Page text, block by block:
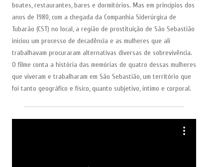
boates, restaurantes, bares e dormitórios. Mas em princípios dos
anos de 1980, com a chegada da Companhia Siderúrgica de
Tubarão (CST) no local, a região de prostituição de São Sebastião
iniciou um processo de decadência e as mulheres que ali
trabalhavam procuraram alternativas diversas de sobrevivência.
O filme conta a história das memórias de quatro dessas mulheres
que viveram e trabalharam em São Sebastião, um território que
foi tanto geográfico e físico, quanto subjetivo, íntimo e corporal.